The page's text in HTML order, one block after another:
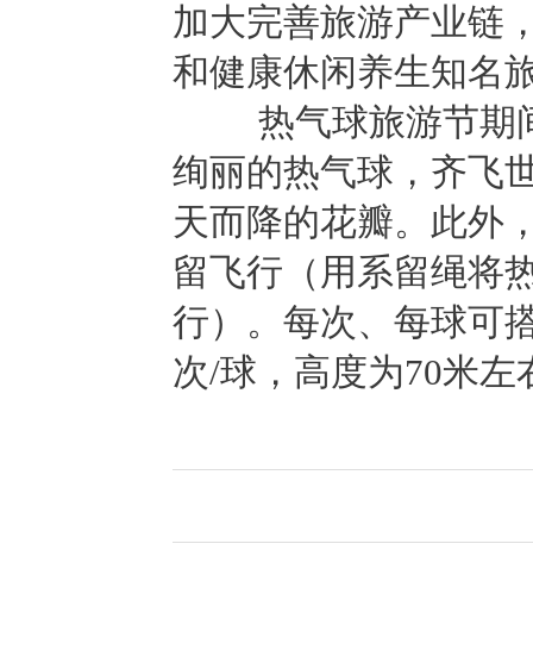
加大完善旅游产业链
和健康休闲养生知名
热气球旅游节期间
绚丽的热气球，齐飞
天而降的花瓣。此外
留飞行（用系留绳将
行）。每次、每球可
次/球，高度为70米左